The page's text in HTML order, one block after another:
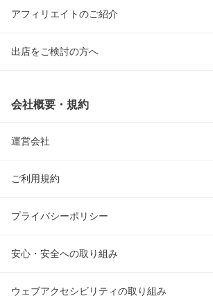
アフィリエイトのご紹介
出店をご検討の方へ
会社概要・規約
運営会社
ご利用規約
プライバシーポリシー
安心・安全への取り組み
ウェブアクセシビリティの取り組み